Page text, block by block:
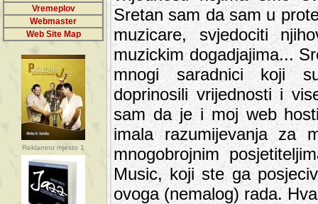
Vremeplov
Webmaster
Web Site Map
Reklamno mjesto 1
Sretan sam da sam u
muzicare, svjedociti
muzickim dogadjajima...
mnogi saradnici koji
doprinosili vrijednosti i
sam da je i moj web
imala razumijevanja za
mnogobrojnim
Music, koji ste ga
ovoga (nemalog) rada.